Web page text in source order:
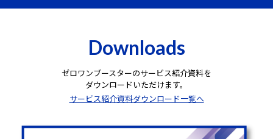
Downloads
ゼロワンブースターのサービス紹介資料を
ダウンロードいただけます。
サービス紹介資料ダウンロード一覧へ